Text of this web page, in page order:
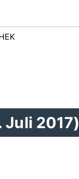
Juli 2017)